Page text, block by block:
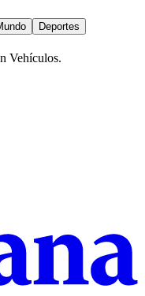
Deportes
Vehículos.